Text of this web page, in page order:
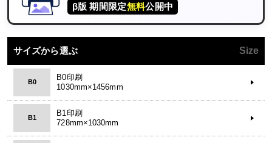
β版 期間限定無料公開中
サイズから選ぶ Size
B0
B0印刷
1030mm×1456mm
B1
B1印刷
728mm×1030mm